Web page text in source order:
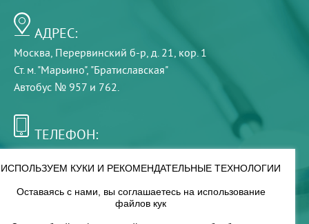
АДРЕС:
Москва, Перервинский б-р, д. 21, кор. 1
Ст. м. "Марьино", "Братиславская"
Автобус № 957 и 762.
ТЕЛЕФОН:
РЕЖИМ РАБОТЫ:
8 — 18
ИСПОЛЬЗУЕМ КУКИ И РЕКОМЕНДАТЕЛЬНЫЕ ТЕХНОЛОГИИ
Оставаясь с нами, вы соглашаетесь на использование
файлов кук